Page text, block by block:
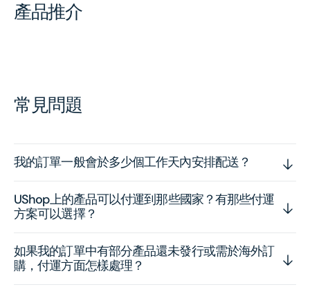
產品推介
常見問題
我的訂單一般會於多少個工作天內安排配送？
UShop上的產品可以付運到那些國家？有那些付運
方案可以選擇？
如果我的訂單中有部分產品還未發行或需於海外訂
購，付運方面怎樣處理？